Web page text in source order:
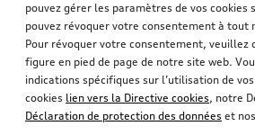
pouvez gérer les paramètres de vos cookies
pouvez révoquer votre consentement à
Pour révoquer votre consentement,
figure en pied de page de notre site web.
indications spécifiques sur l’utilisation de
cookies lien vers la Directive cookies, notre
Déclaration de protection des données et